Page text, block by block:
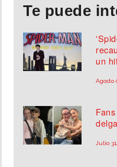
Te puede
un
Agosto
Julio